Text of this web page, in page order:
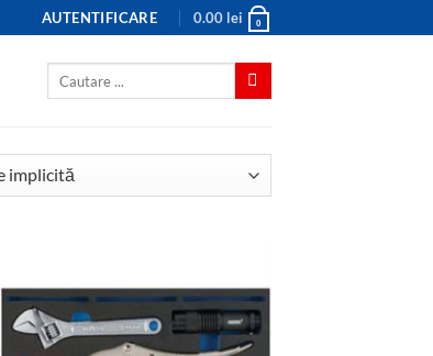
AUTENTIFICARE 0.00 lei 0